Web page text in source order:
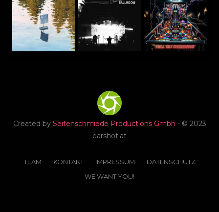
Created by Seitenschmiede Productions Gmbh - © 2023
earshot.at
TEAM KONTAKT IMPRESSUM
DATENSCHUTZ
WE WANT YOU!